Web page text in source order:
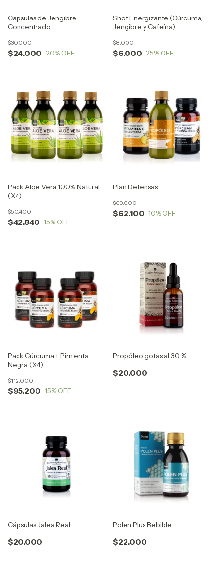
Capsulas de Jengibre
Concentrado
$24.000
$30.000
20% OFF
Shot Energizante (Cúrcuma,
Jengibre y Cafeína)
$6.000
$8.000
25% OFF
Pack Aloe Vera 100% Natural
(X4)
$42.840
$50.400
15% OFF
Plan Defensas
$62.100
$69.000
10% OFF
Pack Cúrcuma + Pimienta
Negra (X4)
$95.200
$112.000
15% OFF
Propóleo gotas al 30 %
$20.000
Cápsulas Jalea Real
$20.000
Polen Plus Bebible
$22.000